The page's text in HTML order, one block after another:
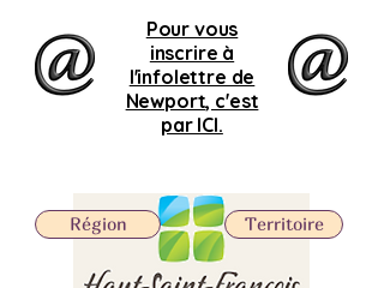
Pour vous
inscrire à
l'infolettre de
Newport, c'est
par ICI.
Territoire
Région